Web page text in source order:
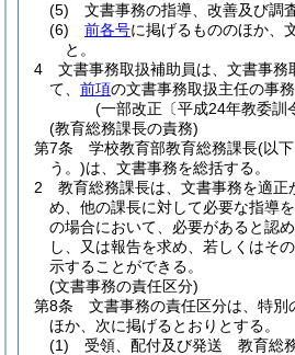
(5)
文書事務の指導、改善及び調
(6)
前各号に掲げるもののほか、
と。
4
文書事務取扱補助員は、文書事務
て、 前項の文書事務取扱主任の事務
(一部改正〔平成24年教委訓
(教育総務課長の責務)
第7条
学校教育部教育総務課長(以
う。)は、文書事務を総括する。
2
教育総務課長は、文書事務を適正
め、他の課長に対して必要な指導
の場合において、必要があると認
し、又は報告を求め、若しくはそ
示することができる。
(文書事務の責任区分)
第8条
文書事務の責任区分は、特別
ほか、次に掲げるとおりとする。
(1)
受領、配付及び発送 教育総